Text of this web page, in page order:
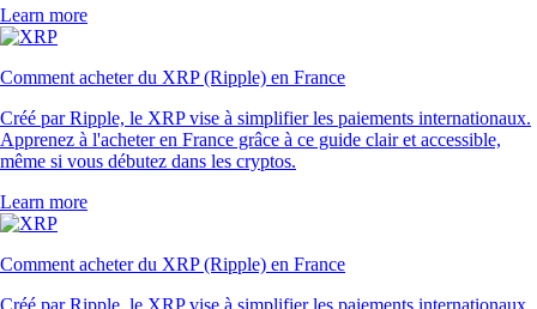
« Client depuis 2021, j'ai testé d'autres apps crypto, mais celle-ci est
sans aucun doute la meilleure. Facile à utiliser et leur service client est
unique au monde. »
-Utilisateur vérifié